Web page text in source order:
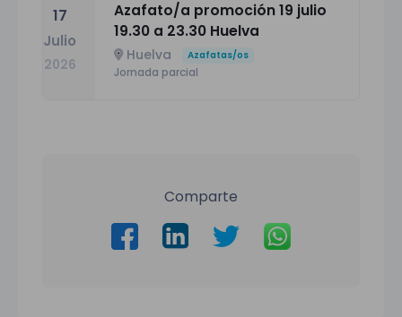
17
Julio
2026
Azafato/a promoción 19 julio
19.30 a 23.30 Huelva
Huelva Azafatas/os
Jornada parcial
Comparte